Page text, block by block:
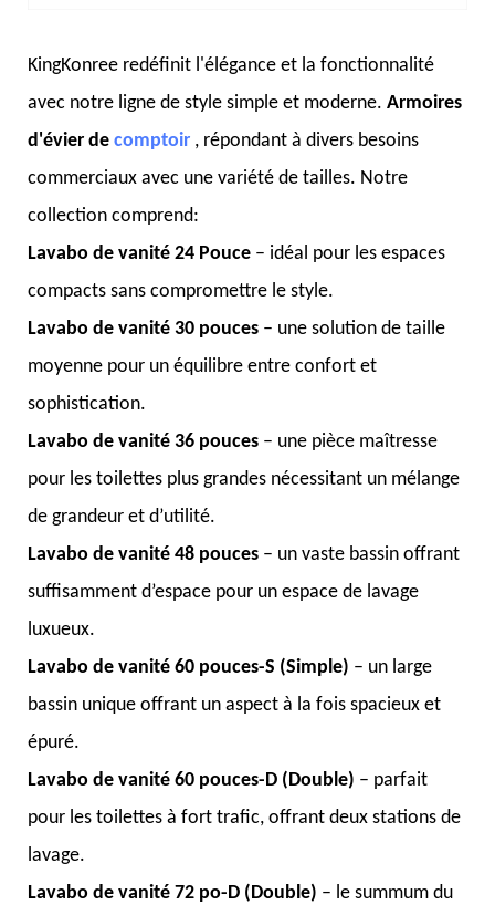
KingKonree redéfinit l'élégance et la fonctionnalité
avec notre ligne de style simple et moderne. Armoires
d'évier de comptoir , répondant à divers besoins
commerciaux avec une variété de tailles. Notre
collection comprend:
Lavabo de vanité 24 Pouce – idéal pour les espaces
compacts sans compromettre le style.
Lavabo de vanité 30 pouces – une solution de taille
moyenne pour un équilibre entre confort et
sophistication.
Lavabo de vanité 36 pouces – une pièce maîtresse
pour les toilettes plus grandes nécessitant un mélange
de grandeur et d’utilité.
Lavabo de vanité 48 pouces – un vaste bassin offrant
suffisamment d’espace pour un espace de lavage
luxueux.
Lavabo de vanité 60 pouces-S (Simple) – un large
bassin unique offrant un aspect à la fois spacieux et
épuré.
Lavabo de vanité 60 pouces-D (Double) – parfait
pour les toilettes à fort trafic, offrant deux stations de
lavage.
Lavabo de vanité 72 po-D (Double) – le summum du